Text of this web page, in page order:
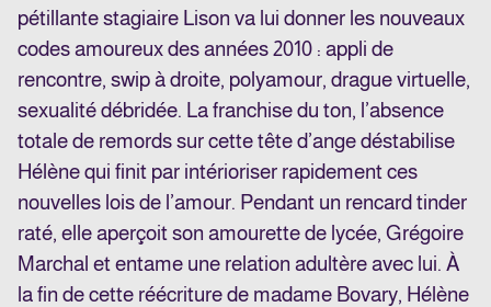
pétillante stagiaire Lison va lui donner les nouveaux
codes amoureux des années 2010 : appli de
rencontre, swip à droite, polyamour, drague virtuelle,
sexualité débridée. La franchise du ton, l’absence
totale de remords sur cette tête d’ange déstabilise
Hélène qui finit par intérioriser rapidement ces
nouvelles lois de l’amour. Pendant un rencard tinder
raté, elle aperçoit son amourette de lycée, Grégoire
Marchal et entame une relation adultère avec lui. À
la fin de cette réécriture de madame Bovary, Hélène